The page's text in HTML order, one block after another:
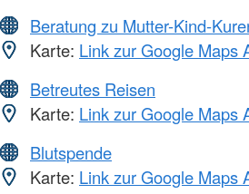
Beratung zu Mutter-Kind-
Karte: Link zur Google Maps
Betreutes Reisen
Karte: Link zur Google Maps
Blutspende
Karte: Link zur Google Maps